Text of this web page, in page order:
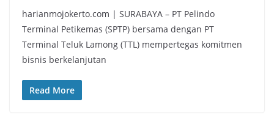
harianmojokerto.com | SURABAYA – PT Pelindo
Terminal Petikemas (SPTP) bersama dengan PT
Terminal Teluk Lamong (TTL) mempertegas komitmen
bisnis berkelanjutan
Read More